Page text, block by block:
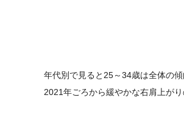
年代別で見ると25～34歳は全体の
2021年ごろから緩やかな右肩上が